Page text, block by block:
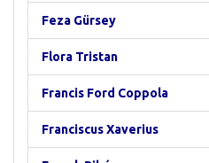
Feza Gürsey
Flora Tristan
Francis Ford Coppola
Franciscus Xaverius